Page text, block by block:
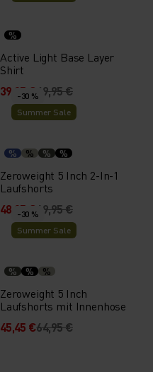
%
Active Light Base Layer
Shirt
39,95 €49,95 €
-30 %
Summer Sale
% % % %
Zeroweight 5 Inch 2-In-1
Laufshorts
48,95 €69,95 €
-30 %
Summer Sale
% % %
Zeroweight 5 Inch
Laufshorts mit Innenhose
45,45 €64,95 €